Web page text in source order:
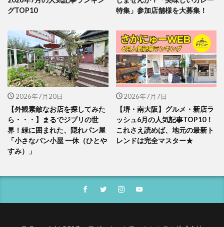
グTOP10
特集」参加店舗様を大募集！
2026年7月20日
【外観素敵なお店を探してみた
ら・・・】まるでジブリの世
界！緑に囲まれた、隠れパン屋
「小さなパン小屋 一休（ひとや
すみ）」
2026年7月7日
【堺・南大阪】グルメ・新店ラ
ッシュ6月の人気記事TOP10！
これさえ読めば、地元の最新ト
レンドは完全マスター★